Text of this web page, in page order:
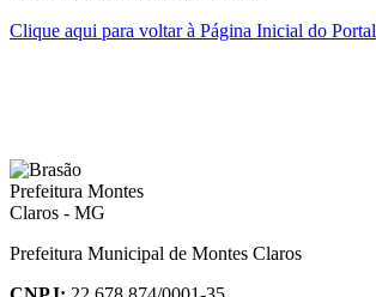
Clique aqui para voltar à Página Inicial do Portal
Prefeitura Municipal de Montes Claros